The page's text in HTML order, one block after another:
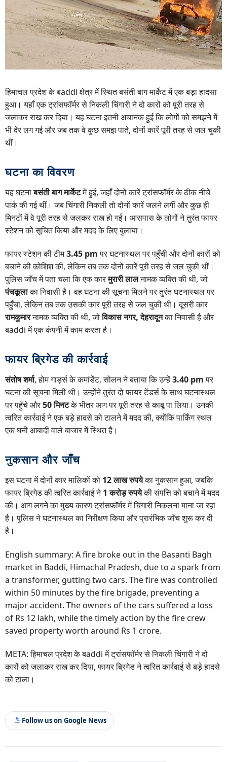
हिमाचल प्रदेश के बaddi क्षेत्र में स्थित बसंती बाग मार्केट में एक बड़ा हादसा
हुआ। यहाँ एक ट्रांसफॉर्मर से निकली चिंगारी ने दो कारों को पूरी तरह से
जलाकर राख कर दिया। यह घटना इतनी अचानक हुई कि लोगों को समझने में
भी देर लग गई और जब तक वे कुछ समझ पाते, दोनों कारें पूरी तरह से जल चुकी
थीं।
घटना का विवरण
यह घटनाबसंती बाग मार्केटमें हुई, जहाँ दोनों कारें ट्रांसफॉर्मर के ठीक नीचे
पार्क की गई थीं। जब चिंगारी निकली तो दोनों कारें जलने लगीं और कुछ ही
मिनटों में वे पूरी तरह से जलकर राख हो गईं। आसपास के लोगों ने तुरंत फायर
स्टेशन को सूचित किया और मदद के लिए बुलाया।
फायर स्टेशन की टीम3.45 pmपर घटनास्थल पर पहुँची और दोनों कारों को
बचाने की कोशिश की, लेकिन तब तक दोनों कारें पूरी तरह से जल चुकी थीं।
पुलिस जाँच में पता चला कि एक कारमुरारी लालनामक व्यक्ति की थी, जो
पंचकूलाका निवासी है। वह घटना की सूचना मिलने पर तुरंत घटनास्थल पर
पहुँचा, लेकिन तब तक उसकी कार पूरी तरह से जल चुकी थी। दूसरी कार
रामकुमारनामक व्यक्ति की थी, जोविकास नगर, देहरादूनका निवासी है और
बaddi में एक कंपनी में काम करता है।
फायर ब्रिगेड की कार्रवाई
संतोष शर्मा, होम गार्ड्स के कमांडेंट, सोलन ने बताया कि उन्हें3.40 pmपर
घटना की सूचना मिली थी। उन्होंने तुरंत दो फायर टेंडर्स के साथ घटनास्थल
पर पहुँचे और50 मिनटके भीतर आग पर पूरी तरह से काबू पा लिया। उनकी
त्वरित कार्रवाई ने एक बड़े हादसे को टालने में मदद की, क्योंकि पार्किंग स्थल
एक घनी आबादी वाले बाजार में स्थित है।
नुकसान और जाँच
इस घटना में दोनों कार मालिकों को 12 लाख रुपयेका नुकसान हुआ, जबकि
फायर ब्रिगेड की त्वरित कार्रवाई ने1 करोड़ रुपयेकी संपत्ति को बचाने में मदद
की। आग लगने का मुख्य कारण ट्रांसफॉर्मर में चिंगारी निकलना माना जा रहा
है। पुलिस ने घटनास्थल का निरीक्षण किया और प्रारंभिक जाँच शुरू कर दी
है।
English summary: A fire broke out in the Basanti Bagh
market in Baddi, Himachal Pradesh, due to a spark from
a transformer, gutting two cars. The fire was controlled
within 50 minutes by the fire brigade, preventing a
major accident. The owners of the cars suffered a loss
of Rs 12 lakh, while the timely action by the fire crew
saved property worth around Rs 1 crore.
META: हिमाचल प्रदेश के बaddi में ट्रांसफॉर्मर से निकली चिंगारी ने दो
कारों को जलाकर राख कर दिया, फायर ब्रिगेड ने त्वरित कार्रवाई से बड़े हादसे
को टाला।
Follow us on Google News